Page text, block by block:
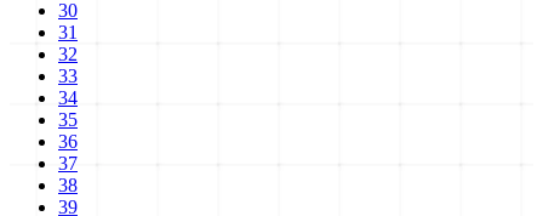
30
31
32
33
34
35
36
37
38
39